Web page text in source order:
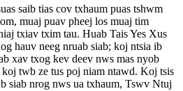
saib tias cov txhaum puas tshwm
muaj puav pheej los muaj tim
txiav txim tau. Huab Tais Yes Xus
hauv neeg nruab siab; koj ntsia ib
xav txog kev deev nws mas nyob
twb ze tus poj niam ntawd. Koj tsis
siab nrog nws ua txhaum, Tswv Ntuj